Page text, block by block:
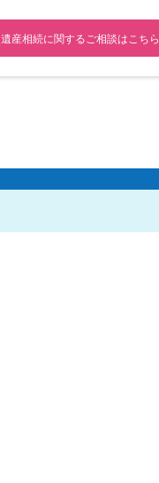
遺産相続に関するご相談はこちら